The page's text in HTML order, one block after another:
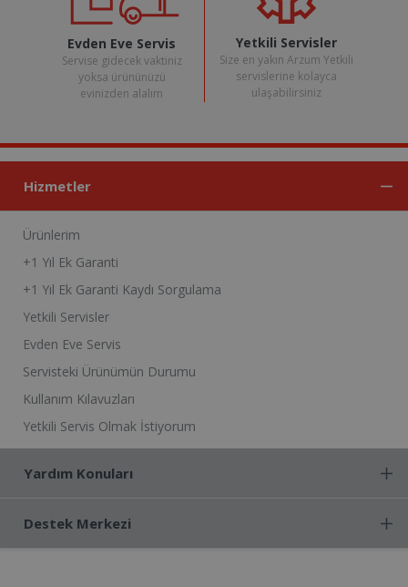
Evden Eve Servis
Servise gidecek vaktiniz
yoksa ürününüzü
evinizden alalım
Yetkili Servisler
Size en yakın Arzum Yetkili
servislerine kolayca
ulaşabilirsiniz
Hizmetler
Ürünlerim
+1 Yıl Ek Garanti
+1 Yıl Ek Garanti Kaydı Sorgulama
Yetkili Servisler
Evden Eve Servis
Servisteki Ürünümün Durumu
Kullanım Kılavuzları
Yetkili Servis Olmak İstiyorum
Yardım Konuları
Destek Merkezi